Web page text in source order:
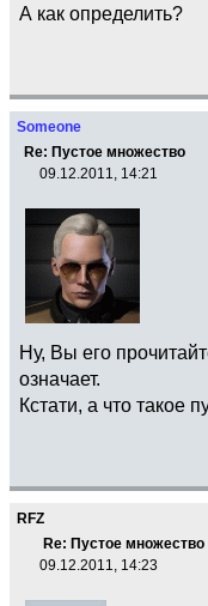
А как определить?
Someone
Re: Пустое множество
09.12.2011, 14:21
Ну, Вы его
означает.
Кстати, а что такое
RFZ
Re: Пустое множество
09.12.2011, 14:23